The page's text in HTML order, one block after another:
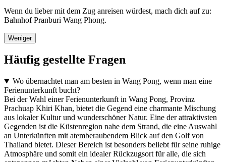
Wenn du lieber mit dem Zug anreisen würdest, mach dich auf zu:
Bahnhof Pranburi Wang Phong.
Weniger
Häufig gestellte Fragen
Wo übernachtet man am besten in Wang Pong, wenn man eine
Ferienunterkunft bucht?
Bei der Wahl einer Ferienunterkunft in Wang Pong, Provinz
Prachuap Khiri Khan, bietet die Gegend eine charmante Mischung
aus lokaler Kultur und wunderschöner Natur. Eine der attraktivsten
Gegenden ist die Küstenregion nahe dem Strand, die eine Auswahl
an Unterkünften mit atemberaubendem Blick auf den Golf von
Thailand bietet. Dieser Bereich ist besonders beliebt für seine ruhige
Atmosphäre und somit ein idealer Rückzugsort für alle, die sich